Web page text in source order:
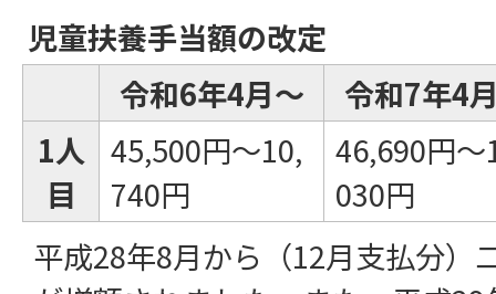
児童扶養手当額の改定
令和6年4月～
令和7年4
1人
目
45,500円～10,
740円
46,690円～
030円
平成28年8月から（12月支払分）